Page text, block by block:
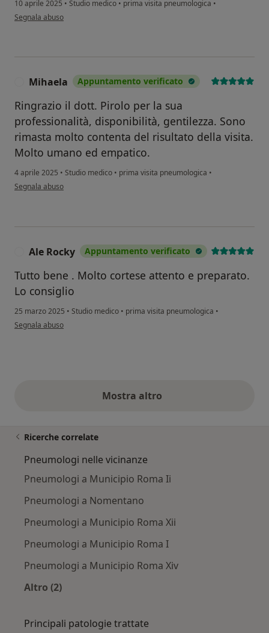
10 aprile 2025 • Studio medico • prima visita pneumologica •
secondo l'opinione dell'utente Violetta Giocondi
Segnala abuso
Mihaela Appuntamento verificato
Ringrazio il dott. Pirolo per la sua
professionalità, disponibilità, gentilezza. Sono
rimasta molto contenta del risultato della visita.
Molto umano ed empatico.
4 aprile 2025 • Studio medico • prima visita pneumologica •
secondo l'opinione dell'utente Mihaela
Segnala abuso
Ale Rocky Appuntamento verificato
Tutto bene . Molto cortese attento e preparato.
Lo consiglio
25 marzo 2025 • Studio medico • prima visita pneumologica •
secondo l'opinione dell'utente Ale Rocky
Segnala abuso
Mostra altroopinioni di cui sopra
Ricerche correlate
Pneumologi nelle vicinanze
Pneumologi a Municipio Roma Ii
Pneumologi a Nomentano
Pneumologi a Municipio Roma Xii
Pneumologi a Municipio Roma I
Pneumologi a Municipio Roma Xiv
Altro (2)
Principali patologie trattate